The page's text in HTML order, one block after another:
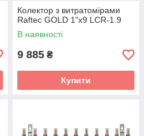
Колектор з витратомірами
Raftec GOLD 1"х9 LCR-1.9
В наявності
9 885 ₴
Купити